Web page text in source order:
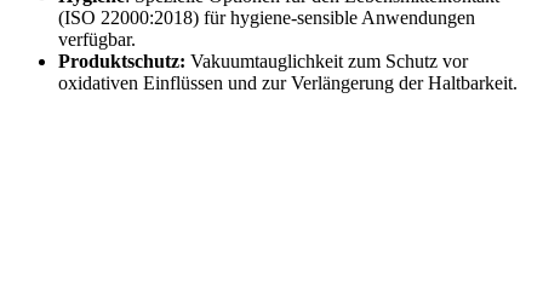
(ISO 22000:2018) für hygiene-sensible Anwendungen
verfügbar.
Produktschutz: Vakuumtauglichkeit zum Schutz vor
oxidativen Einflüssen und zur Verlängerung der Haltbarkeit.